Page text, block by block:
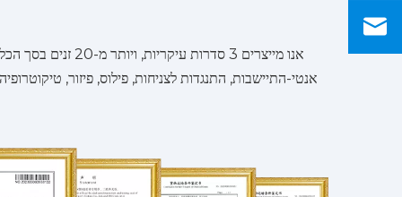
אנטי-התיישבות, התנגדות לצניחות, פילוס, פיזור,